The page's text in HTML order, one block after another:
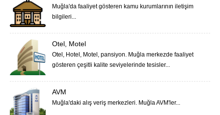
Muğla'da faaliyet gösteren kamu kurumlarının iletişim
bilgileri...
Otel, Motel
Otel, Hotel, Motel, pansiyon. Muğla merkezde faaliyet
gösteren çeşitli kalite seviyelerinde tesisler...
AVM
Muğla'daki alış veriş merkezleri. Muğla AVM'ler...